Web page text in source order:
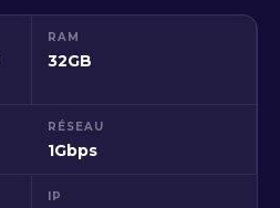
Actualité
RAM
32GB
RÉSEAU
1Gbps
IP